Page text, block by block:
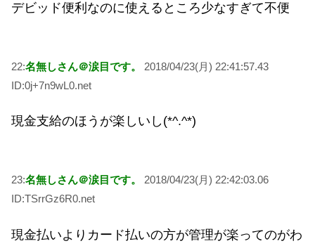
デビッド便利なのに使えるところ少なすぎて不便
22:名無しさん＠涙目です。
2018/04/23(月) 22:41:57.43
ID:0j+7n9wL0.net
現金支給のほうが楽しいし(*^.^*)
23:名無しさん＠涙目です。
2018/04/23(月) 22:42:03.06
ID:TSrrGz6R0.net
現金払いよりカード払いの方が管理が楽ってのがわ